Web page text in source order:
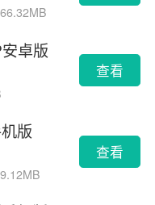
卓版
查看
版
查看